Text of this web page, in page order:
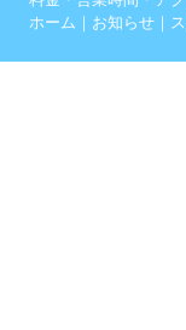
ホーム ｜ お知らせ ｜